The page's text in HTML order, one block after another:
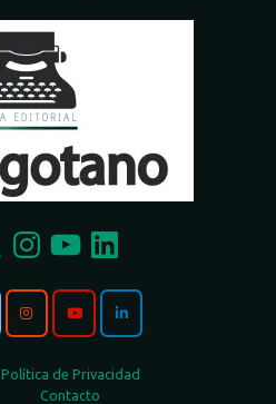
InstagramYouTubeLinkedIn
Política de Privacidad
Contacto